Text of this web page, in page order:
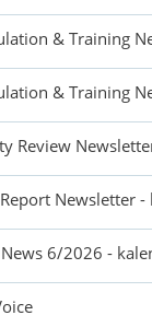
& Training
& Training
Review
Newsletter
6/2026 -